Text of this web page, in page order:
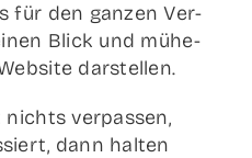
für den gan­zen Ver­
Blick und mühe­
darstellen.
ver­pas­sen,
dann hal­ten